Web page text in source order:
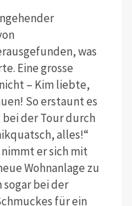
was
Eine grosse
– Kim liebte,
So erstaunt es
bei der Tour durch
alles!“
er sich mit
Wohnanlage zu
bei der
für ein